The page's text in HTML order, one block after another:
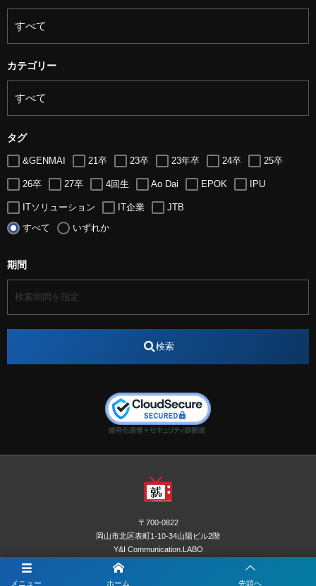
メニュー ホーム 先頭へ
カテゴリー
タグ
&GENMAI 21卒 23卒 23年卒 24卒 25卒
26卒 27卒 4回生 Ao Dai EPOK IPU
ITソリューション IT企業 JTB
LUGZ ENTERTAINMENT
アナウンサー
エスタカヤ電子工業
オンライン カイタック
キーエンス流性弱説経営 キーエンス解剖
セレクトショップ
ナカシマプロペラ株式会社
ノートルダム ノートルダム清心
ノートルダム清心女子大学 パーソナルカラー診断
すべて いずれか
期間
検索
〒700-0822
岡山市北区表町1-10-34山陽ビル2階
Y&I Communication.LABO
お電話でのお問合わせはこちら